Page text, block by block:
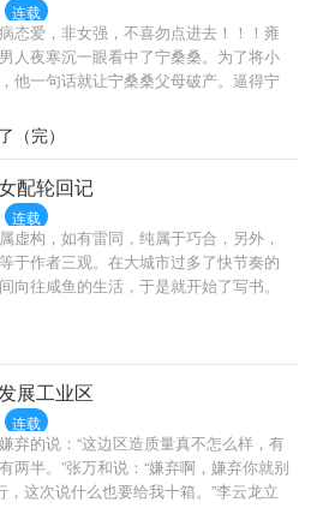
连载
态爱，非女强，不喜勿点进去！！！雍
人夜寒沉一眼看中了宁桑桑。为了将小
他一句话就让宁桑桑父母破产。逼得宁
好宠溺疼爱她，可她竟然心里有别人。
血的咬上小姑娘的脖子，留下印记，把
关在婚房的阁楼上，日日疼爱，一步都
（完）
配轮回记
连载
虚构，如有雷同，纯属于巧合，另外，
于作者三观。在大城市过多了快节奏的
向往咸鱼的生活，于是就开始了写书。
女主苟，也可以说女主人间清醒。不过
会有改变，人都变了一个，怎么还会保持
不是有女主跟没女主都没差别，还写什
果有发现读者们喜欢的角色被黑或过得
真。
展工业区
连载
弃的说：“这边区造质量真不怎么样，有
两半。”张万和说：“嫌弃啊，嫌弃你就别
，这次说什么也要给我十箱。”李云龙立